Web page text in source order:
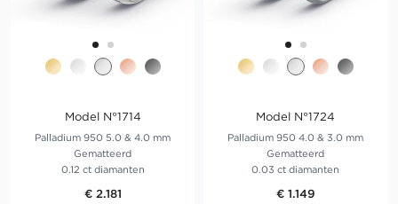
Model N°1714
Palladium 950 5.0 & 4.0 mm
Gematteerd
0.12 ct diamanten
€ 2.181
Model N°1724
Palladium 950 4.0 & 3.0 mm
Gematteerd
0.03 ct diamanten
€ 1.149